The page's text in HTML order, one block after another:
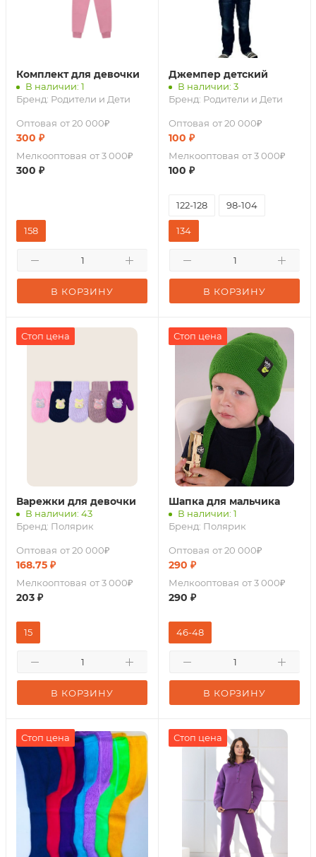
Комплект для девочки
В наличии: 1
Бренд: Родители и Дети
Оптовая от 20 000₽
300 ₽
Мелкооптовая от 3 000₽
300 ₽
В КОРЗИНУ
158
Джемпер детский
В наличии: 3
Бренд: Родители и Дети
Оптовая от 20 000₽
100 ₽
Мелкооптовая от 3 000₽
100 ₽
В КОРЗИНУ
122-128 98-104
134
Стоп цена
Варежки для девочки
В наличии: 43
Бренд: Полярик
Оптовая от 20 000₽
168.75 ₽
Мелкооптовая от 3 000₽
203 ₽
В КОРЗИНУ
15
Стоп цена
Шапка для мальчика
В наличии: 1
Бренд: Полярик
Оптовая от 20 000₽
290 ₽
Мелкооптовая от 3 000₽
290 ₽
В КОРЗИНУ
46-48
Стоп цена Стоп цена